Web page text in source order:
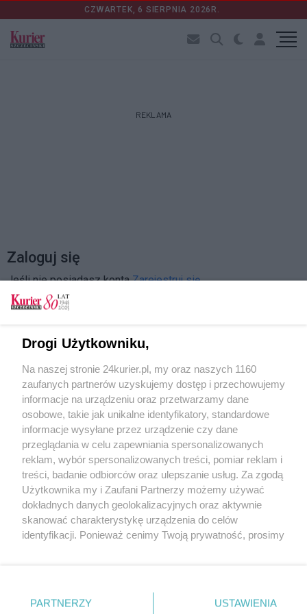
CZWARTEK, 6 SIERPNIA 2026R.
REKLAMA
Zaloguj się
Jeśli nie posiadasz kontaZarejestruj się
Zapamiętać?
Zaloguj
Zapomniałem hasła
Copyright © 2022 Kurier Szczeciński sp. z o.o.
Drogi Użytkowniku,
Na naszej stronie 24kurier.pl, my oraz naszych 1160
zaufanych partnerów uzyskujemy dostęp i przechowujemy
informacje na urządzeniu oraz przetwarzamy dane
osobowe, takie jak unikalne identyfikatory, standardowe
informacje wysyłane przez urządzenie czy dane
przeglądania w celu zapewniania spersonalizowanych
reklam, wybór spersonalizowanych treści, pomiar reklam i
treści, badanie odbiorców oraz ulepszanie usług. Za zgodą
Użytkownika my i Zaufani Partnerzy możemy używać
dokładnych danych geolokalizacyjnych oraz aktywnie
skanować charakterystykę urządzenia do celów
identyfikacji. Ponieważ cenimy Twoją prywatność, prosimy
prywatności znajdujący się w lewym dolnym rogu strony
. Niektóre rodzaje przetwarzania danych nie wymagają
PARTNERZY USTAWIENIA